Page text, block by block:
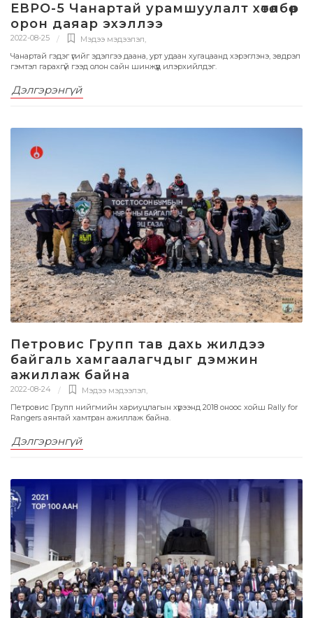
ЕВРО-5 Чанартай урамшуулалт хөтөлбөр
орон даяар эхэллээ
2022-08-25 Мэдээ мэдээлэл,
Чанартай гэдэг үгийг эдэлгээ даана, урт удаан хугацаанд хэрэглэнэ, эвдрэл
гэмтэл гарахгүй гээд олон сайн шинжүүд илэрхийлдэг.
Дэлгэрэнгүй
Петровис Групп тав дахь жилдээ
байгаль хамгаалагчдыг дэмжин
ажиллаж байна
2022-08-24 Мэдээ мэдээлэл,
Петровис Групп нийгмийн хариуцлагын хүрээнд 2018 оноос хойш Rally for
Rangers аянтай хамтран ажиллаж байна.
Дэлгэрэнгүй